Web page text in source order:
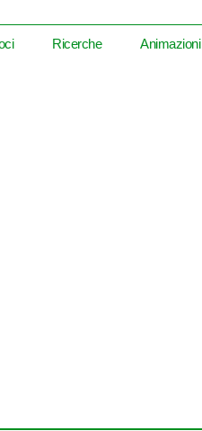
Ricerche Animazioni